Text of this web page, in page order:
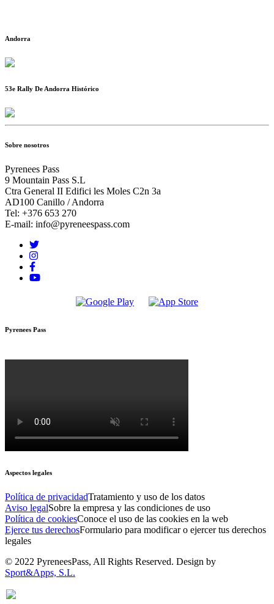
Andorra
53e Rally De Andorra Histórico
Sobre nosotros
Pyrenees Pass
9 Mountain Pass S.L
Ctra General II Edifici les Moles C2n 3a
AD100 Canillo / Andorra
Tel: +376 653 270
E-mail: info@pyreneespass.com
Pyrenees Pass
Aspectos legales
Política de privacidadTratamiento y uso de los datos
Aviso legalSobre la empresa y las condiciones de uso
Política de cookiesConoce el uso de las cookies en la web
Ejerce tus derechosFormulario para modificar o ejercer tus derechos
legales
© 2022 PyreneesPass, All Rights Reserved. Design by
Sport&Apps, S.L.